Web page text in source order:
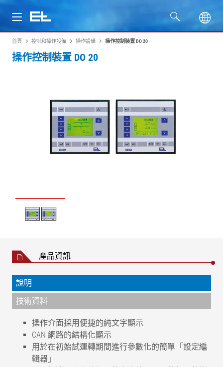
產品
首頁 控制和操作設備 操作設備 操作控制裝置 DO 20
操作控制裝置 DO 20
產品資訊
說明
技術資料
操作介面採用便捷的純文字顯示
CAN 網路的結構化顯示
用於在初始試運轉期間進行參數化的簡單「設定編
輯器」